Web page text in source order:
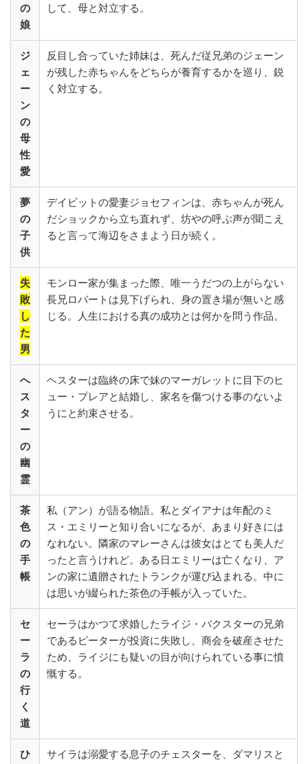
の
娘
して、母と対立する。
ジ
ェ
ー
ン
の
母
性
愛
反目し合っていた姉妹は、死んだ従兄弟のジェーン
が残した赤ちゃんをどちらが養育するかを巡り、鋭
く対立する。
夢
の
子
供
デイビットの愛妻ジョセフィンは、赤ちゃんが死ん
だショックから立ち直れず、坊やの呼ぶ声が聞こえ
ると言って海辺をさまよう日が続く。
失
敗
し
た
男
モンロー家が集まった際、唯一うだつの上がらない
長兄ロバートは見下げられ、身の置き場が無いと感
じる。人生における真の成功とは何かを問う作品。
へ
ス
タ
ー
の
幽
霊
ヘスターは臨終の床で妹のマーガレットに目下のヒ
ュー・プレアと結婚し、家名を傷つける事のないよ
うにと約束させる。
茶
色
の
手
帳
私（アン）が語る物語。私とダイアナは年配のミ
ス・エミリーと知り合いになるが、あまり好きには
なれない。隣家のマレーさんは彼女はとても美人だ
ったと言うけれど。ある日エミリーは亡くなり、ア
ンの家に遺贈されたトランクが運び込まれる。中に
は思いが綴られた茶色の手帳が入っていた。
セ
ー
ラ
の
行
く
道
セーラはかつて求婚したライジ・バクスターの兄弟
であるピーターが投資に失敗し、商会を破産させた
ため、ライジにも疑いの目が向けられている事に憤
慨する。
ひ
サイラは溺愛する息子のチェスターを、ダマリスと